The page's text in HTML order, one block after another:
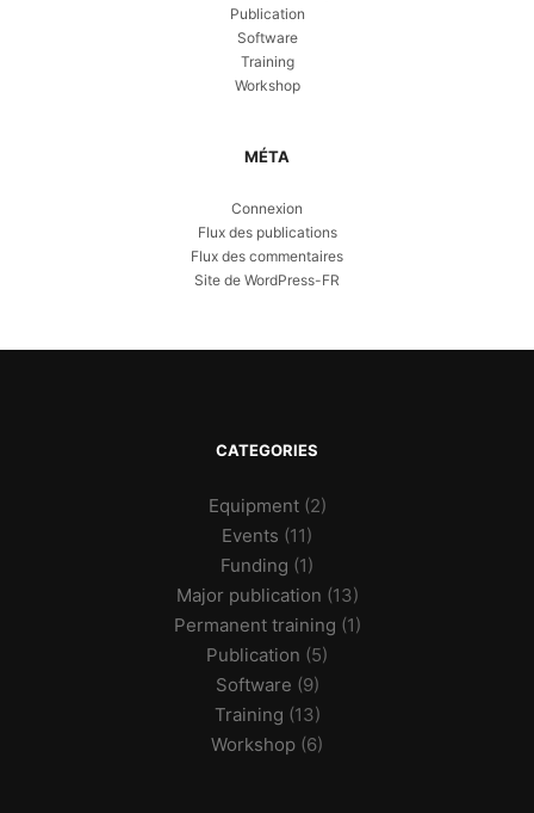
Publication
Software
Training
Workshop
MÉTA
Connexion
Flux des publications
Flux des commentaires
Site de WordPress-FR
CATEGORIES
Equipment(2)
Events (11)
Funding (1)
Major publication (13)
Permanent training (1)
Publication (5)
Software (9)
Training (13)
Workshop (6)